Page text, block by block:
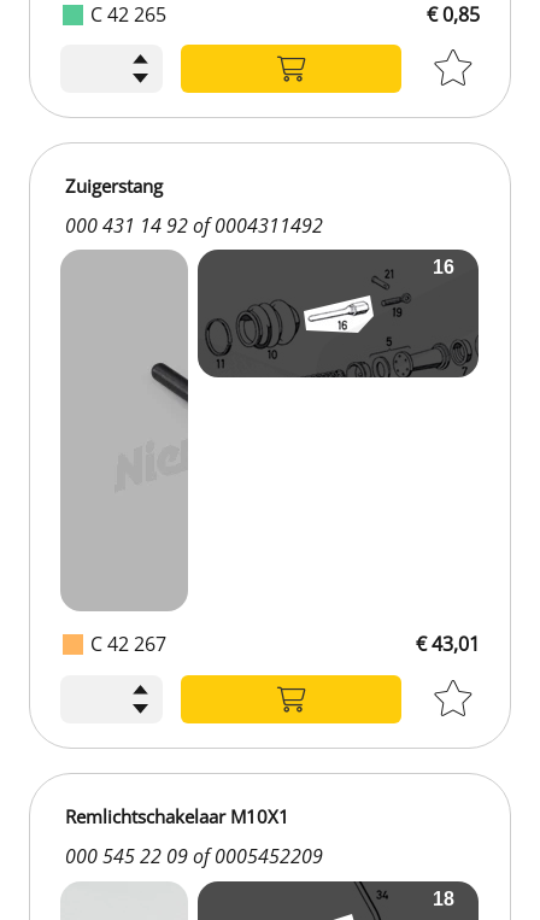
C 42 265 € 0,85
C 42 267
Zuigerstang
000 431 14 92 of 0004311492
€ 43,01
Remlichtschakelaar M10X1
000 545 22 09 of 0005452209